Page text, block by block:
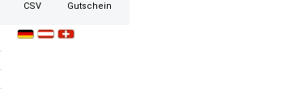
CSV Gutschein